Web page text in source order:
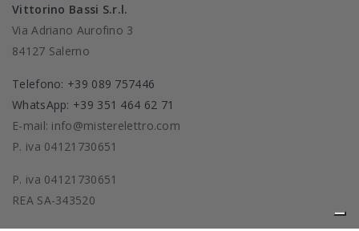
Vittorino Bassi S.r.l.
Via Adriano Aurofino 3
84127 Salerno
Telefono: +39 089 757446
WhatsApp: +39 351 464 62 71
E-mail: info@misterelettro.com
P. iva 04121730651
P. iva 04121730651
REA SA-343520